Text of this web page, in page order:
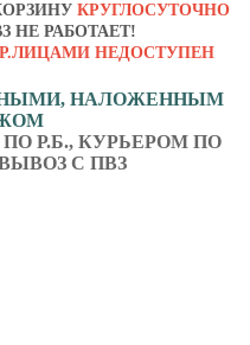
КРУГЛОСУТОЧНО
НЕ РАБОТАЕТ!
НЕДОСТУПЕН
НАЛОЖЕННЫМ
Р.Б., КУРЬЕРОМ ПО
С ПВЗ